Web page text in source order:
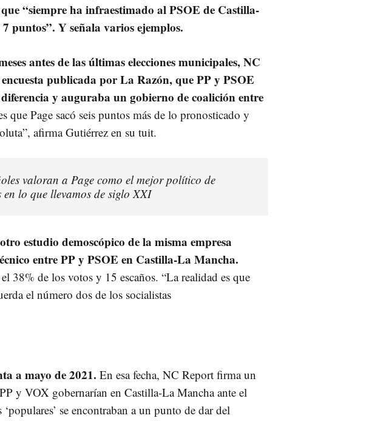
que “siempre ha infraestimado al PSOE de Castilla-
puntos”. Y señala varios ejemplos.
antes de las últimas elecciones municipales, NC
publicada por La Razón, que PP y PSOE
y auguraba un gobierno de coalición entre
que Page sacó seis puntos más de lo pronosticado y
afirma Gutiérrez en su tuit.
valoran a Page como el mejor político de
en lo que llevamos de siglo XXI
estudio demoscópico de la misma empresa
entre PP y PSOE en Castilla-La Mancha.
38% de los votos y 15 escaños. “La realidad es que
el número dos de los socialistas
a mayo de 2021. En esa fecha, NC Report firma un
y VOX gobernarían en Castilla-La Mancha ante el
se encontraban a un punto de dar del